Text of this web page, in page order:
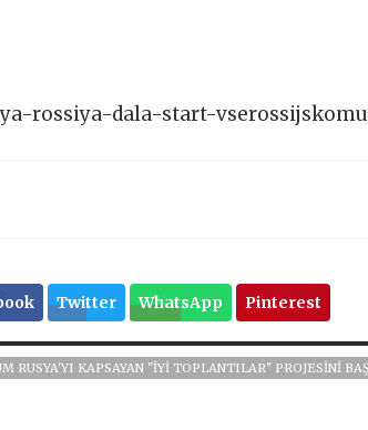
rossiya-dala-start-
Twitter WhatsApp Pinterest
RUSYA'YI KAPSAYAN "İYI TOPLANTILAR" PROJESINI